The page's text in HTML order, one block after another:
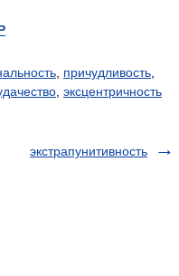
причудливость
эксцентричность
экстрапунитивность